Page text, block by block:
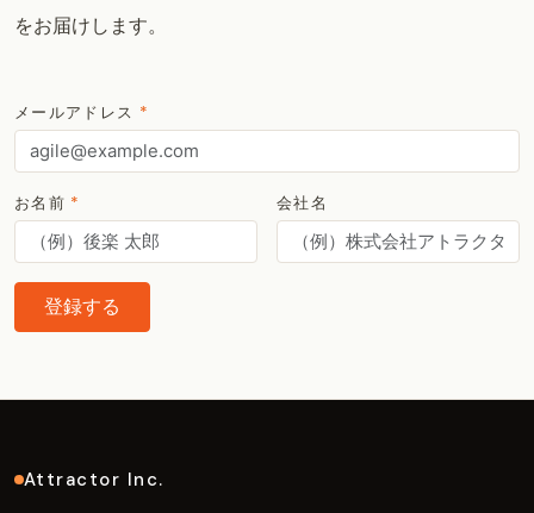
をお届けします。
メールアドレス *
お名前 * 会社名
登録する
Attractor Inc.